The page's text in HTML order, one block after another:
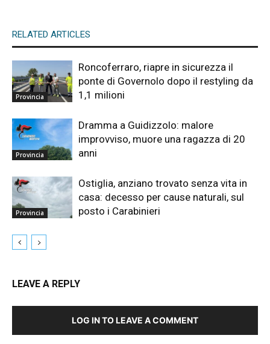
RELATED ARTICLES
Provincia
Roncoferraro, riapre in sicurezza il
ponte di Governolo dopo il restyling da
1,1 milioni
Provincia
Dramma a Guidizzolo: malore
improvviso, muore una ragazza di 20
anni
Provincia
Ostiglia, anziano trovato senza vita in
casa: decesso per cause naturali, sul
posto i Carabinieri
LEAVE A REPLY
LOG IN TO LEAVE A COMMENT